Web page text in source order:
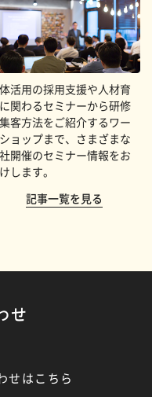
活用の採用支援や人材育
関わるセミナーから研修
客方法をご紹介するワー
ョップまで、さまざまな
開催のセミナー情報をお
します。
記事一覧を見る
せ
せはこちら